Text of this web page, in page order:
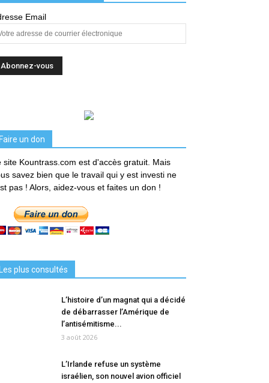
Email
Faire un don
site Kountrass.com est d'accès gratuit. Mais
savez bien que le travail qui y est investi ne
pas ! Alors, aidez-vous et faites un don !
Les plus consultés
L’histoire d’un magnat qui a décidé
de débarrasser l’Amérique de
l’antisémitisme...
3 août 2026
L’Irlande refuse un système
israélien, son nouvel avion officiel